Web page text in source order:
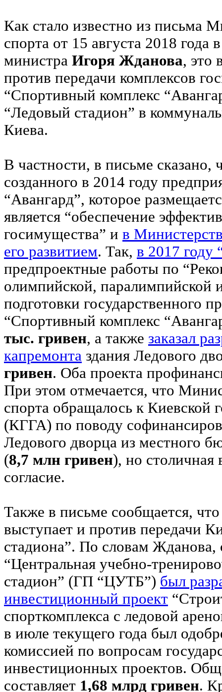
Как стало известно из письма
спорта от 15 августа 2018
министра Игоря Жданова, это
против передачи комплексов
“Спортивный комплекс
“Ледовый стадион” в
Киева.
В частности, в письме сказано,
созданного в 2014 году
“Авангард”, которое
является “обеспечение
госимущества” и в
его развитием. Так, в 2017 году
предпроектные работы по
олимпийской, паралимпийской
подготовки государственного
“Спортивный комплекс
тыс. гривен, а также заказал
капремонта здания Ледового
гривен. Оба проекта
При этом отмечается, что
спорта обращалось к Киевской
(КГГА) по поводу
Ледового дворца из местного
(8,7 млн гривен), но столичная
согласие.
Также в письме сообщается,
выступает и против передачи
стадиона”. По словам Жданова,
“Центральная учебно-
стадион” (ГП “ЦУТБ”) был
инвестиционный проект
спорткомплекса с ледовой
в июле текущего года был
комиссией по вопросам
инвестиционных проектов.
составляет 1,68 млрд гривен.